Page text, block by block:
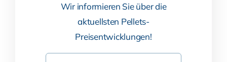
Wir informieren Sie über die
aktuellsten Pellets-
Preisentwicklungen!